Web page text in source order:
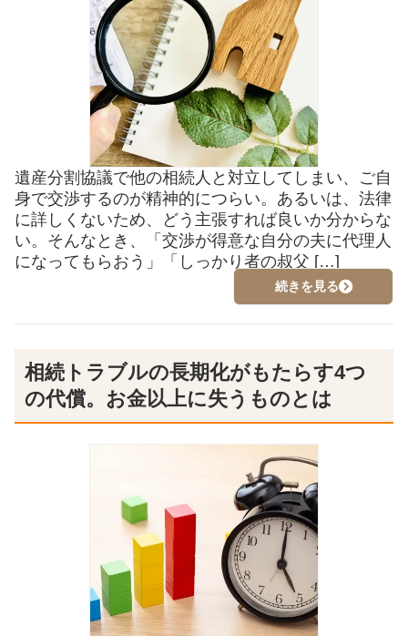
遺産分割協議で他の相続人と対立してしまい、ご自
身で交渉するのが精神的につらい。あるいは、法律
に詳しくないため、どう主張すれば良いか分からな
い。そんなとき、「交渉が得意な自分の夫に代理人
になってもらおう」「しっかり者の叔父 […]
続きを見る
相続トラブルの長期化がもたらす4つ
の代償。お金以上に失うものとは